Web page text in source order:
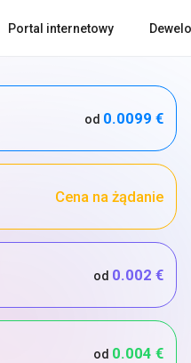
Portal internetowy
od 0.0099 €
Cena na żądanie
od 0.002 €
od 0.004 €